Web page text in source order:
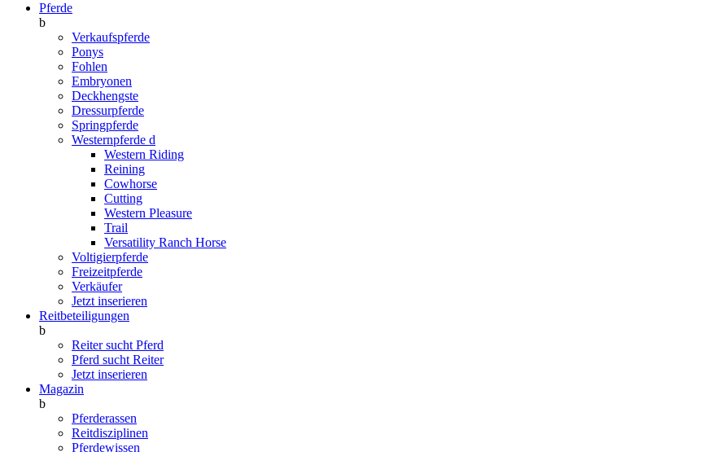
Pferde
b
Verkaufspferde
Ponys
Fohlen
Embryonen
Deckhengste
Dressurpferde
Springpferde
Westernpferde d
Western Riding
Reining
Cowhorse
Cutting
Western Pleasure
Trail
Versatility Ranch Horse
Voltigierpferde
Freizeitpferde
Verkäufer
Jetzt inserieren
Reitbeteiligungen
b
Reiter sucht Pferd
Pferd sucht Reiter
Jetzt inserieren
Magazin
b
Pferderassen
Reitdisziplinen
Pferdewissen